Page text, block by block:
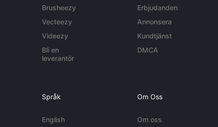
Brusheezy
Vecteezy
Videezy
Bli en
leverantör
Erbjudanden
Annonsera
Kundtjänst
DMCA
Språk
English
Om Oss
Om oss